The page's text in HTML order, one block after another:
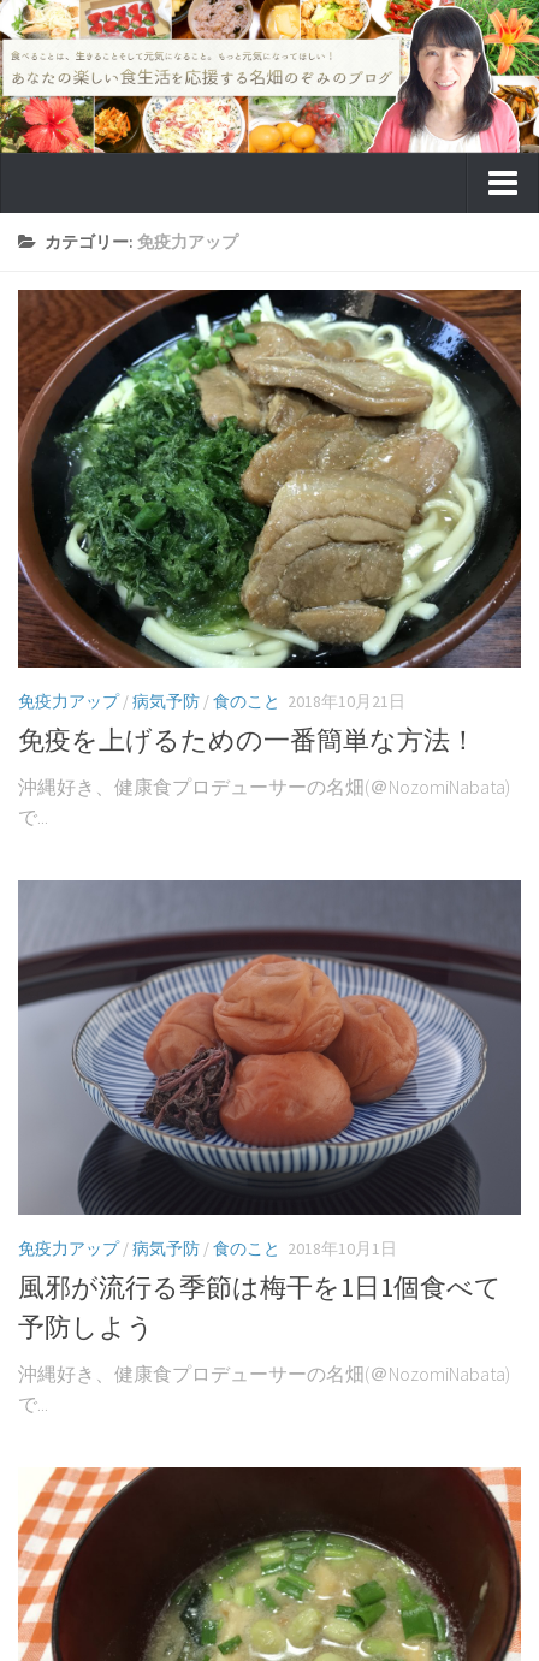
TOP
教室
病気予防
癌(ガン)
癌予防
癌 原因
認知症
認知症ケア
認知症原因
認知症症状
認知症種類
アルツハイマー型認知症
認知症テスト
認知症レクリエーション
認知症予防
のぞみレシピ
名畑のぞみについて
自己紹介
雑記
お問合せ
読者登録
カテゴリー: 免疫力アップ
免疫力アップ/病気予防 /食のこと 2018年10月21日
免疫を上げるための一番簡単な方法！
沖縄好き、健康食プロデューサーの名畑(＠NozomiNabata)
で...
免疫力アップ/病気予防 /食のこと 2018年10月1日
風邪が流行る季節は梅干を1日1個食べて
予防しよう
沖縄好き、健康食プロデューサーの名畑(＠NozomiNabata)
で...